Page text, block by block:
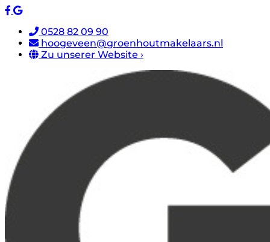
0528 82 09 90
hoogeveen@groenhoutmakelaars.nl
Zu unserer Website ›